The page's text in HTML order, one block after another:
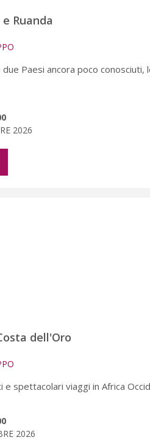
Ruanda
Paesi ancora poco
2026
dell'Oro
e spettacolari viaggi in Africa
2026